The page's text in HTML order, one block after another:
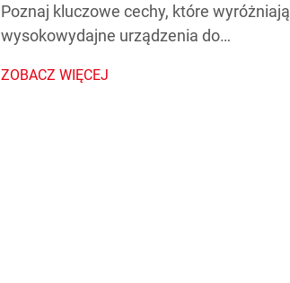
Poznaj kluczowe cechy, które wyróżniają
wysokowydajne urządzenia do
(DED) w zastosowaniach
ZOBACZ WIĘCEJ